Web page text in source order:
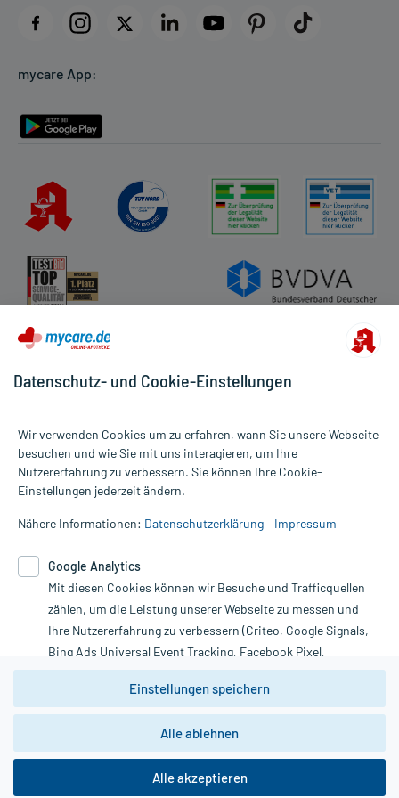
Datenschutz
Rückgabe/Widerruf
mycare App:
Alle Preise gelten inkl. MwSt., ggf. zzgl. Versandkosten
Informationen auf dieser Website werden ausschließlich für
die Untersuchung und Behandlung durch einen Arzt. Bitte
Therapien eingeleitet werden können. | Diese Webseite benutzt
Google Analytics. Lesen Sie bitte dazu die wichtigen Hinweise in
unserer Datenschutzerklärung. Für den Widerruf einer Bestellung
nutzen Sie das Formular:
Vertrag widerrufen
*Hinweise zu unseren Aktionen und Bewertungen
copyright @ 2026 Roland Helle e.K. - Versandapotheke - Alle Rechte vorbehalten
Datenschutz- und Cookie-Einstellungen
Wir verwenden Cookies um zu erfahren, wann Sie unsere Webseite
besuchen und wie Sie mit uns interagieren, um Ihre
Nutzererfahrung zu verbessern. Sie können Ihre Cookie-
Einstellungen jederzeit ändern.
Nähere Informationen: Datenschutzerklärung Impressum
Google Analytics
Mit diesen Cookies können wir Besuche und Trafficquellen
zählen, um die Leistung unserer Webseite zu messen und
Ihre Nutzererfahrung zu verbessern (Criteo, Google Signals,
Bing Ads Universal Event Tracking, Facebook Pixel,
Youtube-Social Plugin).
Wir weisen darauf hin, dass die
zwingend den Europäischen Anforderungen gem. EU-
DSGVO genügen und ein Datentransfer in Drittstaaten bzw.
Daten dort verarbeitet werden, kann nicht geprüft und
nachvollzogen werden.
Einstellungen speichern
Alle ablehnen
Alle akzeptieren